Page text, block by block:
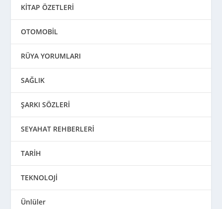
KİTAP ÖZETLERİ
OTOMOBİL
RÜYA YORUMLARI
SAĞLIK
ŞARKI SÖZLERİ
SEYAHAT REHBERLERİ
TARİH
TEKNOLOJİ
Ünlüler